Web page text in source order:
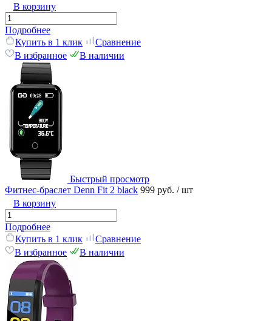
В корзину
Подробнее
Купить в 1 клик
Сравнение
В избранное
В наличии
Быстрый просмотр
Фитнес-браслет Denn Fit 2 black 999 руб. / шт
В корзину
Подробнее
Купить в 1 клик
Сравнение
В избранное
В наличии